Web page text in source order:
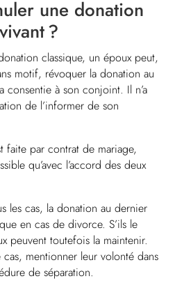
une donation
?
classique, un époux peut,
motif, révoquer la donation au
consentie à son conjoint. Il n’a
de l’informer de son
par contrat de mariage,
qu’avec l’accord des deux
les cas, la donation au dernier
en cas de divorce. S’ils le
peuvent toutefois la maintenir.
mentionner leur volonté dans
de séparation.